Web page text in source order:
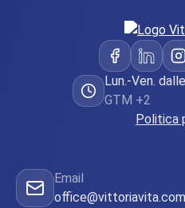
Lun.-Ven.
GTM +2
Politica
Email
office@vittoriavita.com